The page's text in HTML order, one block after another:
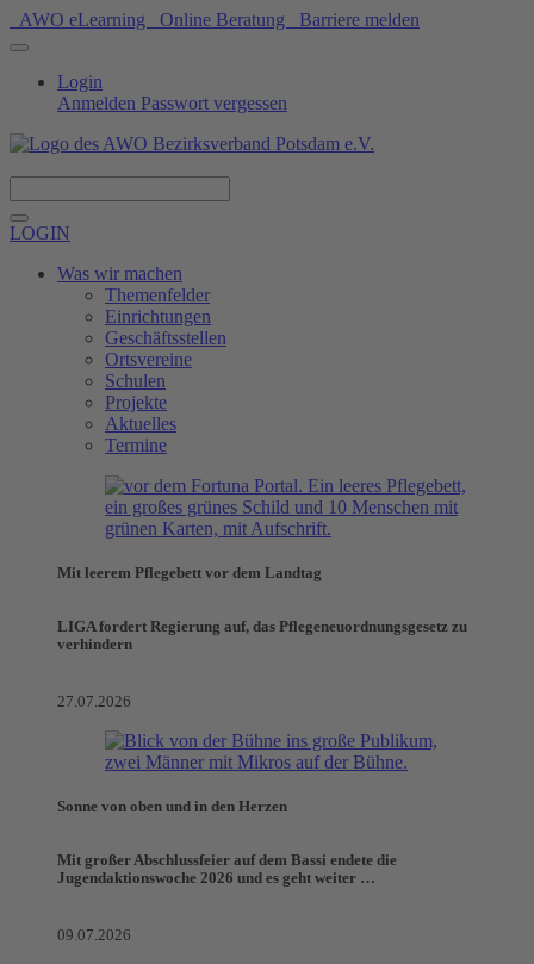
AWO eLearning Online Beratung Barriere melden
Login
Anmelden Passwort vergessen
LOGIN
Was wir machen
Themenfelder
Einrichtungen
Geschäftsstellen
Ortsvereine
Schulen
Projekte
Aktuelles
Termine
Mit leerem Pflegebett vor dem Landtag
LIGA fordert Regierung auf, das Pflegeneuordnungsgesetz zu
verhindern
27.07.2026
Sonne von oben und in den Herzen
Mit großer Abschlussfeier auf dem Bassi endete die
Jugendaktionswoche 2026 und es geht weiter …
09.07.2026